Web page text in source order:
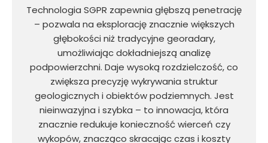
Technologia SGPR zapewnia głębszą penetrację
– pozwala na eksplorację znacznie większych
głębokości niż tradycyjne georadary,
umożliwiając dokładniejszą analizę
podpowierzchni. Daje wysoką rozdzielczość, co
zwiększa precyzję wykrywania struktur
geologicznych i obiektów podziemnych. Jest
nieinwazyjna i szybka – to innowacja, która
znacznie redukuje konieczność wierceń czy
wykopów, znacząco skracając czas i koszty